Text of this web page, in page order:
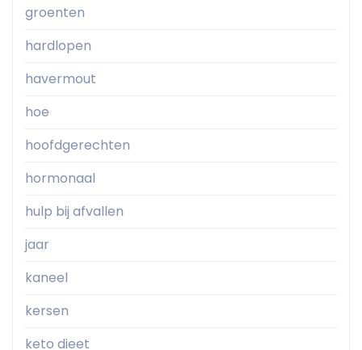
groenten
hardlopen
havermout
hoe
hoofdgerechten
hormonaal
hulp bij afvallen
jaar
kaneel
kersen
keto dieet